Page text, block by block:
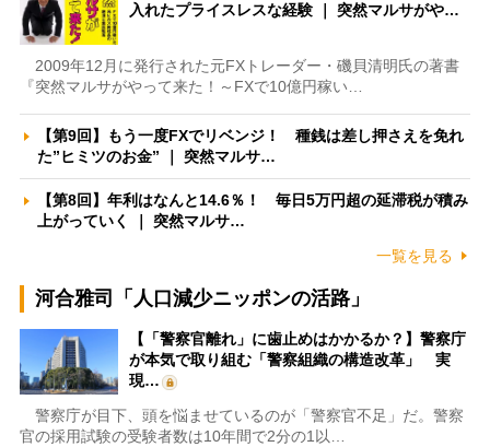
入れたプライスレスな経験 ｜ 突然マルサがや…
2009年12月に発行された元FXトレーダー・磯貝清明氏の著書
『突然マルサがやって来た！～FXで10億円稼い…
【第9回】もう一度FXでリベンジ！ 種銭は差し押さえを免れ
た”ヒミツのお金” ｜ 突然マルサ…
【第8回】年利はなんと14.6％！ 毎日5万円超の延滞税が積み
上がっていく ｜ 突然マルサ…
一覧を見る
河合雅司「人口減少ニッポンの活路」
【「警察官離れ」に歯止めはかかるか？】警察庁
が本気で取り組む「警察組織の構造改革」 実
現…
警察庁が目下、頭を悩ませているのが「警察官不足」だ。警察
官の採用試験の受験者数は10年間で2分の1以…